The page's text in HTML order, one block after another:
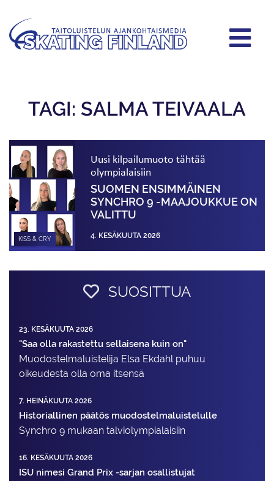
TAGI: SALMA TEIVAALA
KISS & CRY
Uusi kilpailumuoto tähtää
olympialaisiin
SUOMEN ENSIMMÄINEN
SYNCHRO 9 -MAAJOUKKUE ON
VALITTU
4. KESÄKUUTA 2026
SUOSITTUA
23. KESÄKUUTA 2026
"Saa olla rakastettu sellaisena kuin on"
Muodostelma­luistelija Elsa Ekdahl puhuu
oikeudesta olla oma itsensä
7. HEINÄKUUTA 2026
Historiallinen päätös muodostelmaluistelulle
Synchro 9 mukaan talviolympialaisiin
16. KESÄKUUTA 2026
ISU nimesi Grand Prix -sarjan osallistujat